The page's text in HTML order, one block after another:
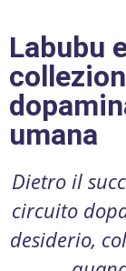
Labubu
umana
Dietro il
circuito
desiderio,